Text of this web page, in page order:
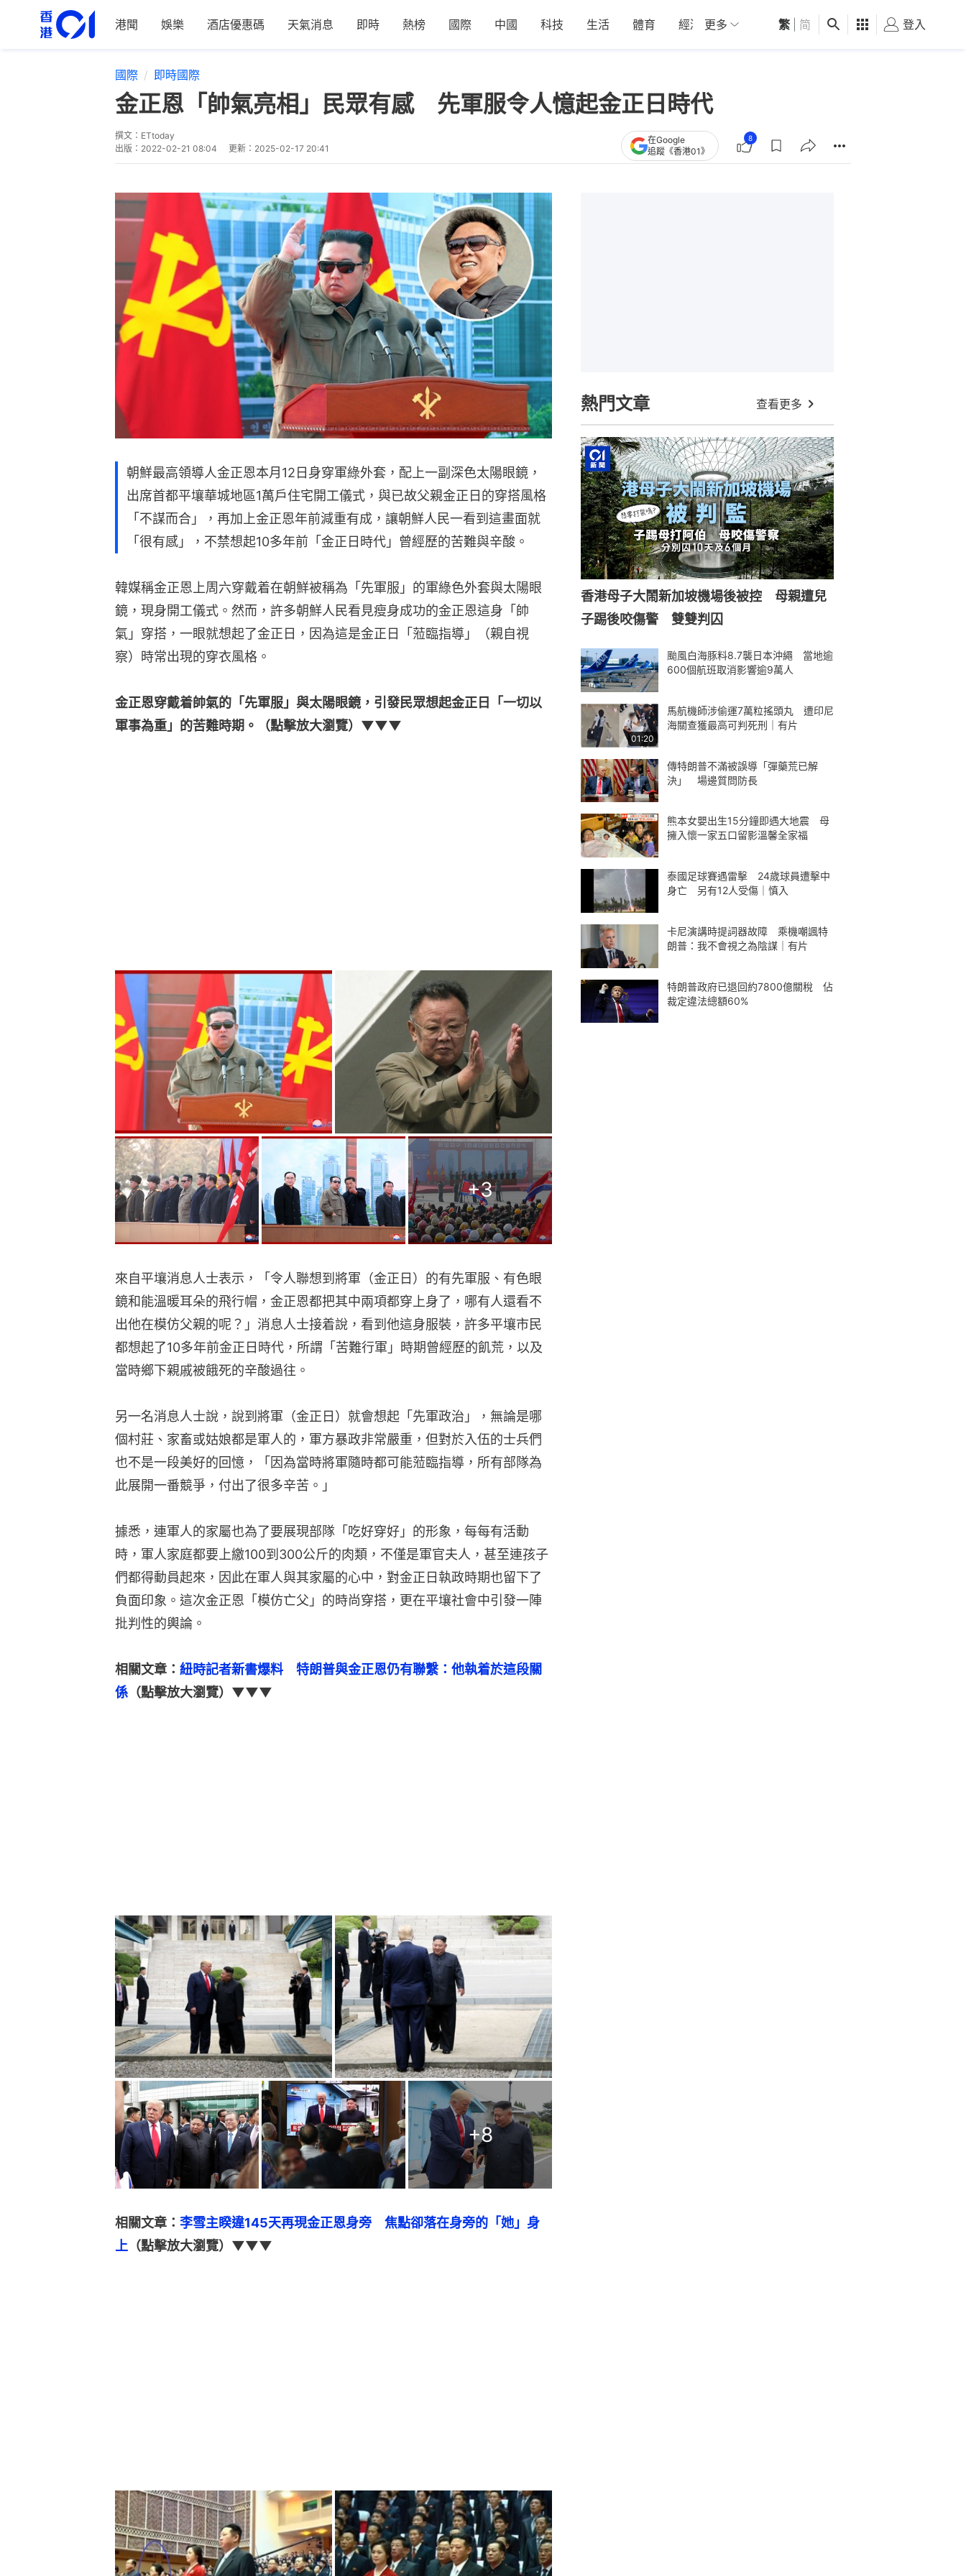
港聞 娛樂 酒店優惠碼 天氣消息 即時 熱榜 國際 中國 科技 生活 體育 經濟 01深圳 觀點 健康 好食玩飛
更多 繁 简 登入
國際 即時國際
金正恩「帥氣亮相」民眾有感 先軍服令人憶起金正日時代
撰文： ETtoday
出版： 2022-02-21 08:04 更新： 2025-02-17 20:41
在Google
追蹤《香港01》
8
朝鮮最高領導人金正恩本月12日身穿軍綠外套，配上一副深色太陽眼鏡，
出席首都平壤華城地區1萬戶住宅開工儀式，與已故父親金正日的穿搭風格
「不謀而合」，再加上金正恩年前減重有成，讓朝鮮人民一看到這畫面就
「很有感」，不禁想起10多年前「金正日時代」曾經歷的苦難與辛酸。
韓媒稱金正恩上周六穿戴着在朝鮮被稱為「先軍服」的軍綠色外套與太陽眼
鏡，現身開工儀式。然而，許多朝鮮人民看見瘦身成功的金正恩這身「帥
氣」穿搭，一眼就想起了金正日，因為這是金正日「蒞臨指導」（親自視
察）時常出現的穿衣風格。
金正恩穿戴着帥氣的「先軍服」與太陽眼鏡，引發民眾想起金正日「一切以
軍事為重」的苦難時期。（點擊放大瀏覽）▼▼▼
+3
來自平壤消息人士表示，「令人聯想到將軍（金正日）的有先軍服、有色眼
鏡和能溫暖耳朵的飛行帽，金正恩都把其中兩項都穿上身了，哪有人還看不
出他在模仿父親的呢？」消息人士接着說，看到他這身服裝，許多平壤市民
都想起了10多年前金正日時代，所謂「苦難行軍」時期曾經歷的飢荒，以及
當時鄉下親戚被餓死的辛酸過往。
另一名消息人士說，說到將軍（金正日）就會想起「先軍政治」，無論是哪
個村莊、家畜或姑娘都是軍人的，軍方暴政非常嚴重，但對於入伍的士兵們
也不是一段美好的回憶，「因為當時將軍隨時都可能蒞臨指導，所有部隊為
此展開一番競爭，付出了很多辛苦。」
據悉，連軍人的家屬也為了要展現部隊「吃好穿好」的形象，每每有活動
時，軍人家庭都要上繳100到300公斤的肉類，不僅是軍官夫人，甚至連孩子
們都得動員起來，因此在軍人與其家屬的心中，對金正日執政時期也留下了
負面印象。這次金正恩「模仿亡父」的時尚穿搭，更在平壤社會中引發一陣
批判性的輿論。
相關文章： 紐時記者新書爆料　特朗普與金正恩仍有聯繫：他執着於這段關
係 （點擊放大瀏覽）▼▼▼
+8
相關文章： 李雪主睽違145天再現金正恩身旁　焦點卻落在身旁的「她」身
上 （點擊放大瀏覽）▼▼▼
熱門文章 查看更多
香港母子大鬧新加坡機場後被控 母親遭兒
子踢後咬傷警 雙雙判囚
颱風白海豚料8.7襲日本沖繩 當地逾
600個航班取消影響逾9萬人
01:20
馬航機師涉偷運7萬粒搖頭丸 遭印尼
海關查獲最高可判死刑｜有片
傳特朗普不滿被誤導「彈藥荒已解
決」 場邊質問防長
熊本女嬰出生15分鐘即遇大地震 母
擁入懷一家五口留影溫馨全家福
泰國足球賽遇雷擊 24歲球員遭擊中
身亡 另有12人受傷｜慎入
卡尼演講時提詞器故障 乘機嘲諷特
朗普：我不會視之為陰謀｜有片
特朗普政府已退回約7800億關稅 佔
裁定違法總額60%